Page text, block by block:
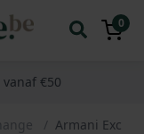
0
€50
Armani